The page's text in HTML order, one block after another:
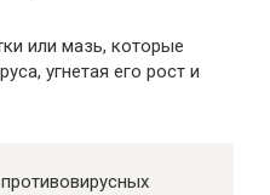
или мазь, которые
угнетая его рост и